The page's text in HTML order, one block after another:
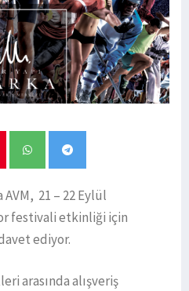
21 – 22 Eylül
festivali etkinliği için
ediyor.
arasında alışveriş